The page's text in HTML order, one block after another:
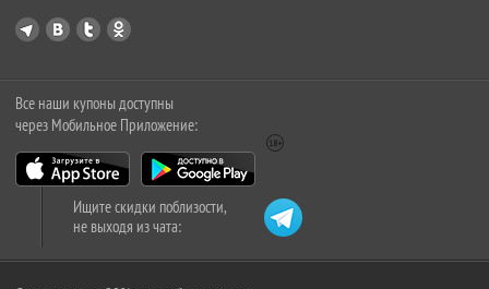
Все наши купоны доступны
через Мобильное Приложение:
Ищите скидки поблизости,
не выходя из чата: